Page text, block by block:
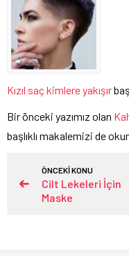
Kızıl saç kimlere yakışır
Bir önceki yazımız olan
başlıklı makalemizi de
ÖNCEKİ KONU
Cilt Lekeleri İçin
Maske